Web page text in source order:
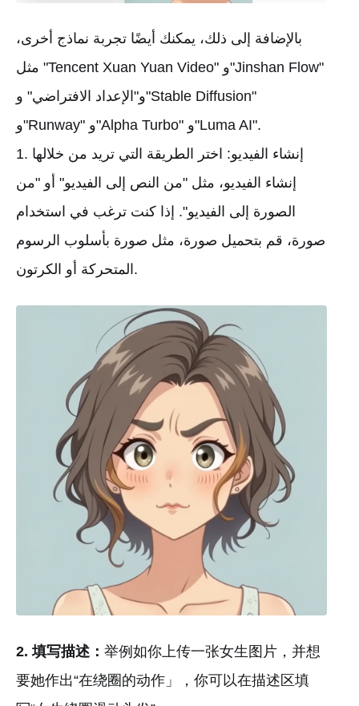
بالإضافة إلى ذلك، يمكنك أيضًا تجربة نماذج أخرى،
مثل "Tencent Xuan Yuan Video" و"Jinshan Flow"
و"الإعداد الافتراضي" و"Stable Diffusion"
و"Runway" و"Alpha Turbo" و"Luma AI".
1. إنشاء الفيديو: اختر الطريقة التي تريد من خلالها
إنشاء الفيديو، مثل "من النص إلى الفيديو" أو "من
الصورة إلى الفيديو". إذا كنت ترغب في استخدام
صورة، قم بتحميل صورة، مثل صورة بأسلوب الرسوم
المتحركة أو الكرتون.
2. 填写描述： 举例如你上传一张女生图片，并想
要她作出“在绕圈的动作」，你可以在描述区填